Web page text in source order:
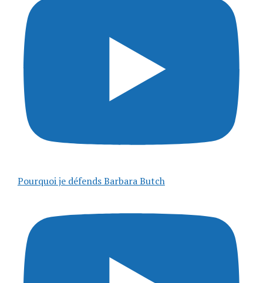
Pourquoi je défends Barbara Butch